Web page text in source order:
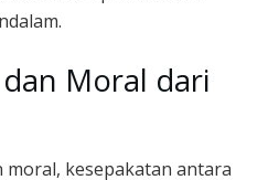
Moral dari
kesepakatan antara